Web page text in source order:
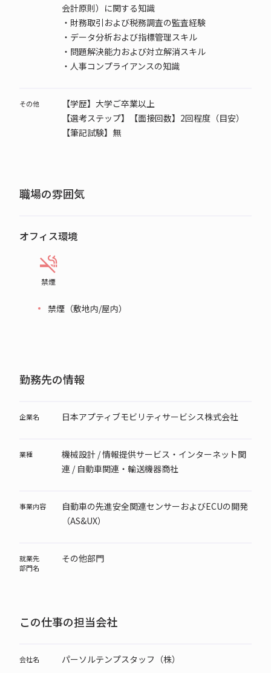
会計原則）に関する知識
・財務取引および税務調査の監査経験
・データ分析および指標管理スキル
・問題解決能力および対立解消スキル
・人事コンプライアンスの知識
その他
【学歴】大学ご卒業以上
【選考ステップ】【面接回数】2回程度（目安）
【筆記試験】無
職場の雰囲気
オフィス環境
禁煙
禁煙（敷地内/屋内）
勤務先の情報
企業名 日本アプティブモビリティサービシス株式会社
業種
機械設計 / 情報提供サービス・インターネット関
連 / 自動車関連・輸送機器商社
事業内容
自動車の先進安全関連センサーおよびECUの開発
（AS&UX）
就業先
部門名
その他部門
この仕事の担当会社
会社名 パーソルテンプスタッフ（株）